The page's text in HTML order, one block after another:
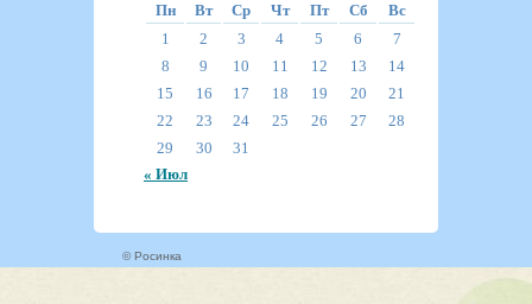
Пн Вт Ср Чт Пт Сб
Вс
1
2 3 4 5 6
7
8
9 10 11 12 13
14
15
16 17 18 19 20
21
22
23 24 25 26 27
28
29
30
31
« Июл
© Росинка